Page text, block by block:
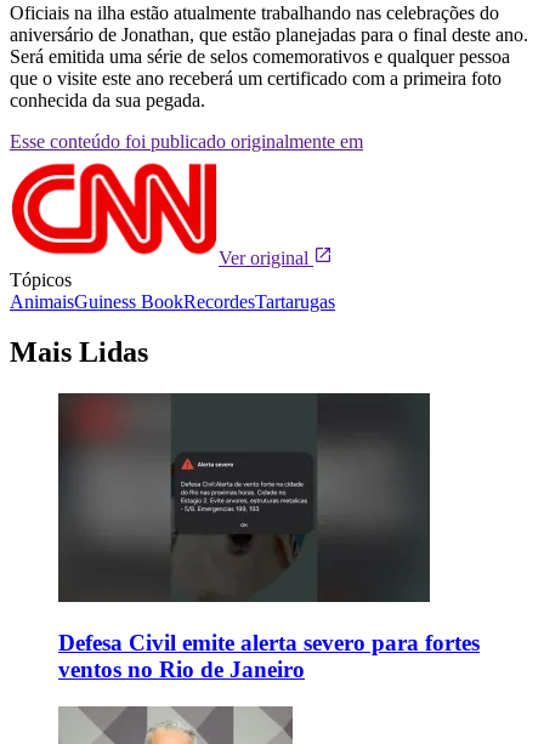
Oficiais na ilha estão atualmente trabalhando nas celebrações do
aniversário de Jonathan, que estão planejadas para o final deste ano.
Será emitida uma série de selos comemorativos e qualquer pessoa
que o visite este ano receberá um certificado com a primeira foto
conhecida da sua pegada.
Esse conteúdo foi publicado originalmente em
Ver original
Tópicos
AnimaisGuiness BookRecordesTartarugas
Mais Lidas
Defesa Civil emite alerta severo para fortes
ventos no Rio de Janeiro